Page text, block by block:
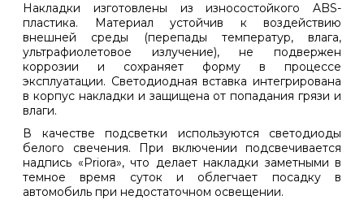
Накладки изготовлены из износостойкого ABS-
пластика. Материал устойчив к воздействию
внешней среды (перепады температур, влага,
ультрафиолетовое излучение), не подвержен
коррозии и сохраняет форму в процессе
эксплуатации. Светодиодная вставка интегрирована
в корпус накладки и защищена от попадания грязи и
влаги.
В качестве подсветки используются светодиоды
белого свечения. При включении подсвечивается
надпись «Priora», что делает накладки заметными в
темное время суток и облегчает посадку в
автомобиль при недостаточном освещении.